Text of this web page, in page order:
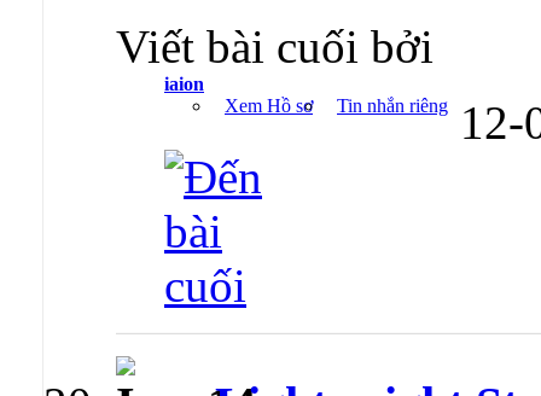
Viết bài cuối bởi
iaion
Xem Hồ sơ
Tin nhắn riêng